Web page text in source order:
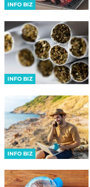
INFO BIZ
INFO BIZ
INFO BIZ